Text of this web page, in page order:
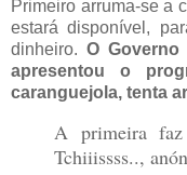
Primeiro arruma-se a
estará disponível,
dinheiro.O
apresentou o
caranguejola, tenta
A primeira
Tchiiissss..,